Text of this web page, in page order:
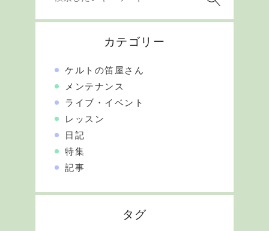
カテゴリー
ケルトの笛屋さん
メンテナンス
ライブ・イベント
レッスン
日記
特集
記事
タグ